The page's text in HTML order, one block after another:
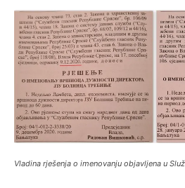
Vladina rješenja o imenovanju objavljena u